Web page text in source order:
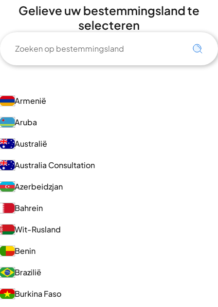
Gelieve uw bestemmingsland te
selecteren
Armenië
Aruba
Australië
Australia Consultation
Azerbeidzjan
Bahrein
Wit-Rusland
Benin
Brazilië
Burkina Faso